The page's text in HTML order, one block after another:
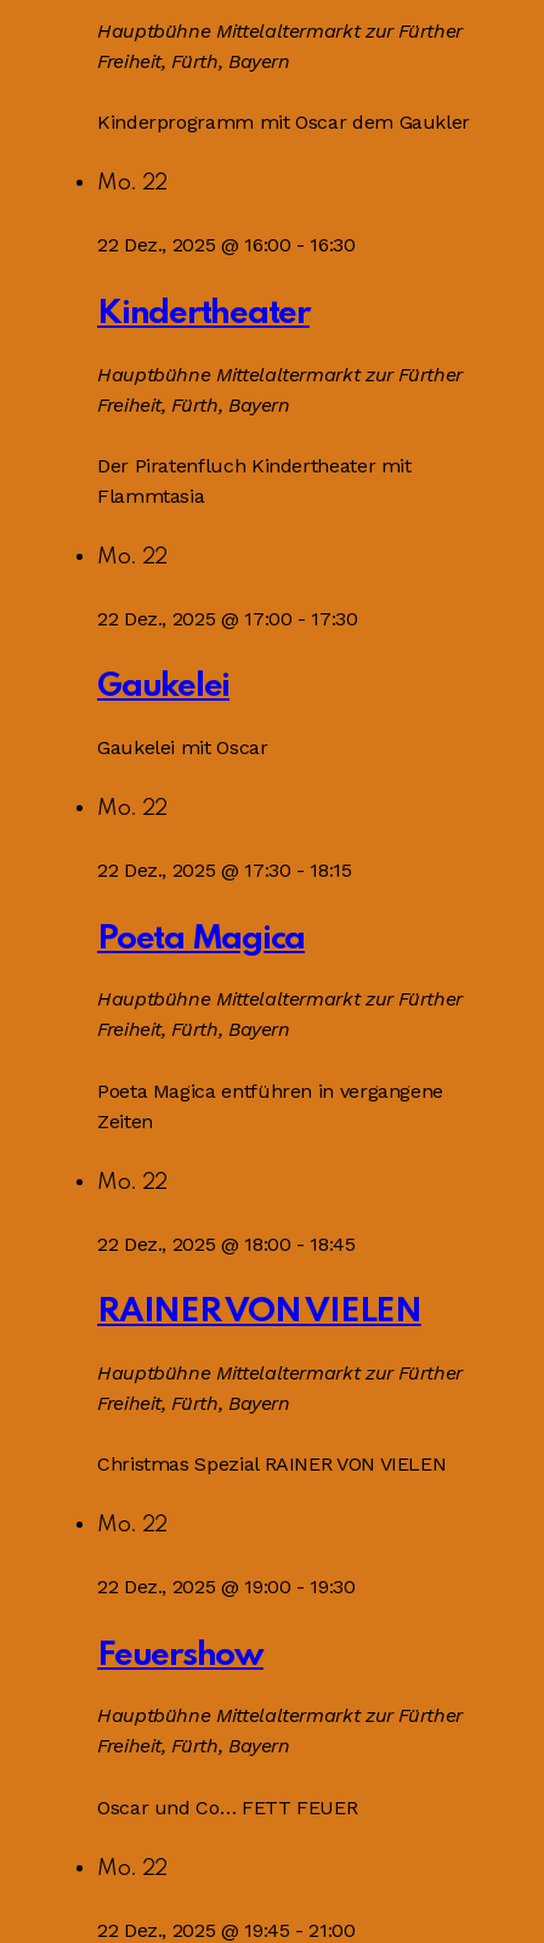
HauptbühneMittelaltermarkt zur Fürther
Freiheit, Fürth, Bayern
Kinderprogramm mit Oscar dem Gaukler
Mo. 22
22 Dez., 2025 @ 16:00 - 16:30
Kindertheater
Hauptbühne Mittelaltermarkt zur Fürther
Freiheit, Fürth, Bayern
Der Piratenfluch Kindertheater mit
Flammtasia
Mo. 22
22 Dez., 2025 @ 17:00 - 17:30
Gaukelei
Gaukelei mit Oscar
Mo. 22
22 Dez., 2025 @ 17:30 - 18:15
Poeta Magica
HauptbühneMittelaltermarkt zur Fürther
Freiheit, Fürth, Bayern
Poeta Magica entführen in vergangene
Zeiten
Mo. 22
22 Dez., 2025 @ 18:00 - 18:45
RAINER VON VIELEN
HauptbühneMittelaltermarkt zur Fürther
Freiheit, Fürth, Bayern
Christmas Spezial RAINER VON VIELEN
Mo. 22
22 Dez., 2025 @ 19:00 - 19:30
Feuershow
HauptbühneMittelaltermarkt zur Fürther
Freiheit, Fürth, Bayern
Oscar und Co… FETT FEUER
Mo. 22
22 Dez., 2025 @ 19:45 -21:00